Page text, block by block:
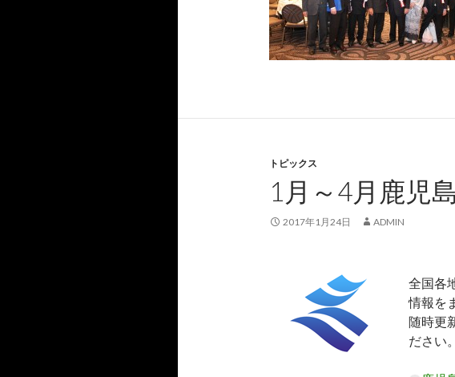
トピックス
1月～4月鹿児
2017年1月24日 ADMIN
全国各
情報を
随時更
ださい。